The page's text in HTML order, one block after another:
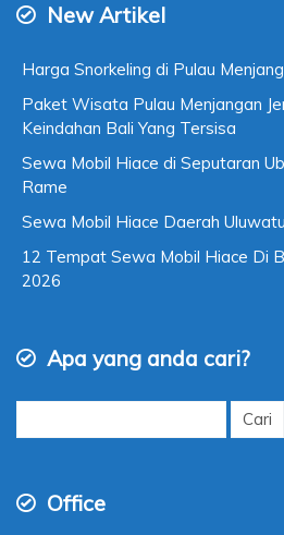
New Artikel
Harga Snorkeling di Pulau
Paket Wisata Pulau Menjangan
Keindahan Bali Yang Tersisa
Sewa Mobil Hiace di Seputaran
Rame
Sewa Mobil Hiace Daerah
12 Tempat Sewa Mobil Hiace Di
2026
Apa yang anda cari?
Cari
Office